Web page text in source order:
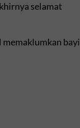
selamat
bayi